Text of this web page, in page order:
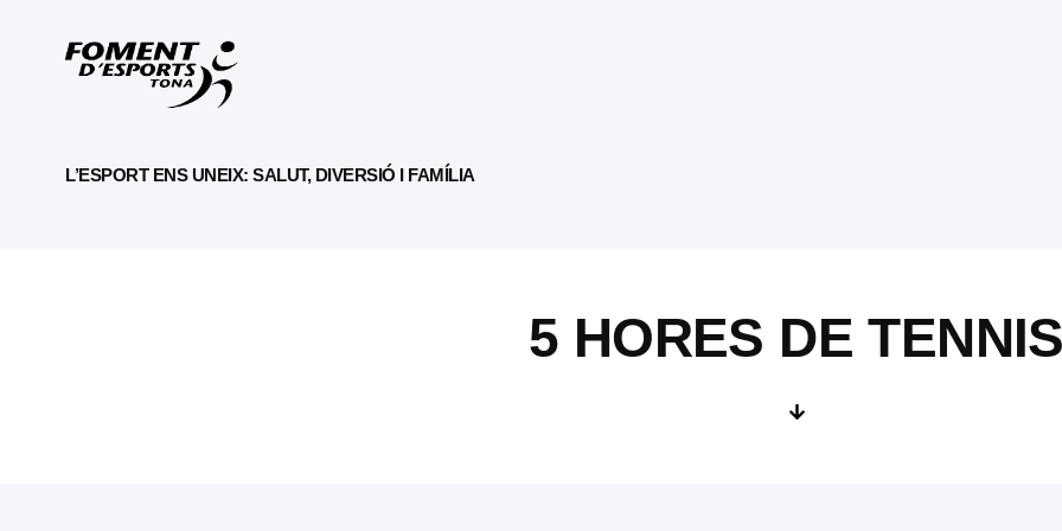
L’ESPORT ENS UNEIX: SALUT, DIVERSIÓ I FAMÍLIA
5 HORES DE